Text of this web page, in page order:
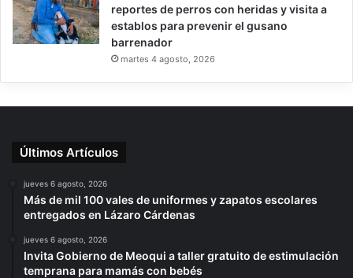
reportes de perros con heridas y visita a
establos para prevenir el gusano
barrenador
martes 4 agosto, 2026
Últimos Artículos
jueves 6 agosto, 2026
Más de mil 100 vales de uniformes y zapatos escolares
entregados en Lázaro Cárdenas
jueves 6 agosto, 2026
Invita Gobierno de Meoqui a taller gratuito de estimulación
temprana para mamás con bebés